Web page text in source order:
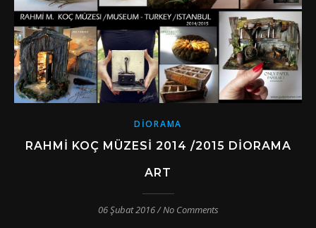
DIORAMA
RAHMI KOÇ MÜZESI 2014 /2015 DIORAMA
ART
06 Şubat 2016/No Comments